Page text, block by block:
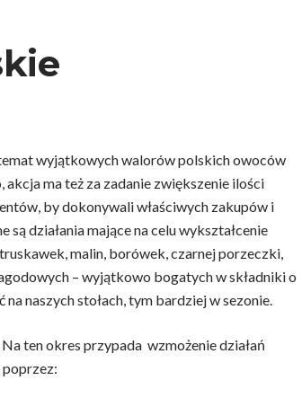
wyjątkowych walorów polskich owoców
ma też za zadanie zwiększenie ilości
by dokonywali właściwych zakupów i
działania mające na celu wykształcenie
malin, borówek, czarnej porzeczki,
– wyjątkowo bogatych w składniki o
naszych stołach, tym bardziej w sezonie.
ten okres przypada wzmożenie działań